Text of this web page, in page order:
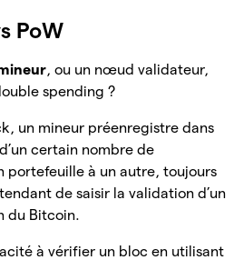
PoW
, ou un nœud validateur,
spending ?
un mineur préenregistre dans
certain nombre de
portefeuille à un autre, toujours
de saisir la validation d’un
du Bitcoin.
à vérifier un bloc en utilisant